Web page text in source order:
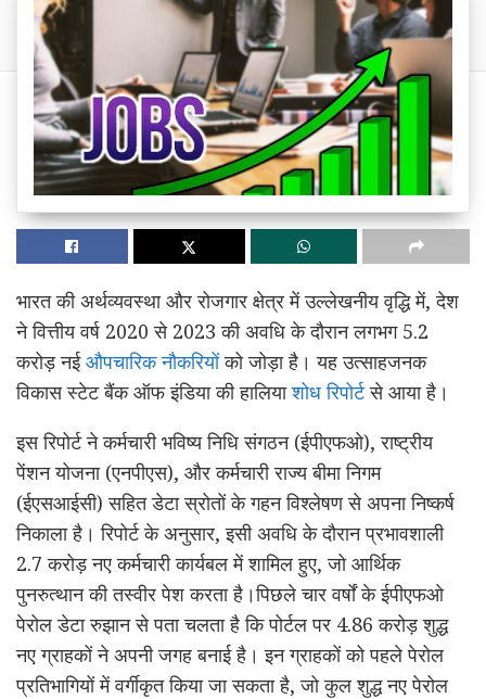
भारत की अर्थव्यवस्था और रोजगार क्षेत्र में उल्लेखनीय वृद्धि में, देश
ने वित्तीय वर्ष 2020 से 2023 की अवधि के दौरान लगभग 5.2
करोड़ नईऔपचारिक नौकरियोंको जोड़ा है। यह उत्साहजनक
विकास स्टेट बैंक ऑफ इंडिया की हालियाशोध रिपोर्टसे आया है।
इस रिपोर्ट ने कर्मचारी भविष्य निधि संगठन (ईपीएफओ), राष्ट्रीय
पेंशन योजना (एनपीएस), और कर्मचारी राज्य बीमा निगम
(ईएसआईसी) सहित डेटा स्रोतों के गहन विश्लेषण से अपना निष्कर्ष
निकाला है। रिपोर्ट के अनुसार, इसी अवधि के दौरान प्रभावशाली
2.7 करोड़ नए कर्मचारी कार्यबल में शामिल हुए, जो आर्थिक
पुनरुत्थान की तस्वीर पेश करता है।पिछले चार वर्षों के ईपीएफओ
पेरोल डेटा रुझान से पता चलता है कि पोर्टल पर 4.86 करोड़ शुद्ध
नए ग्राहकों ने अपनी जगह बनाई है। इन ग्राहकों को पहले पेरोल
प्रतिभागियों में वर्गीकृत किया जा सकता है, जो कुल शुद्ध नए पेरोल